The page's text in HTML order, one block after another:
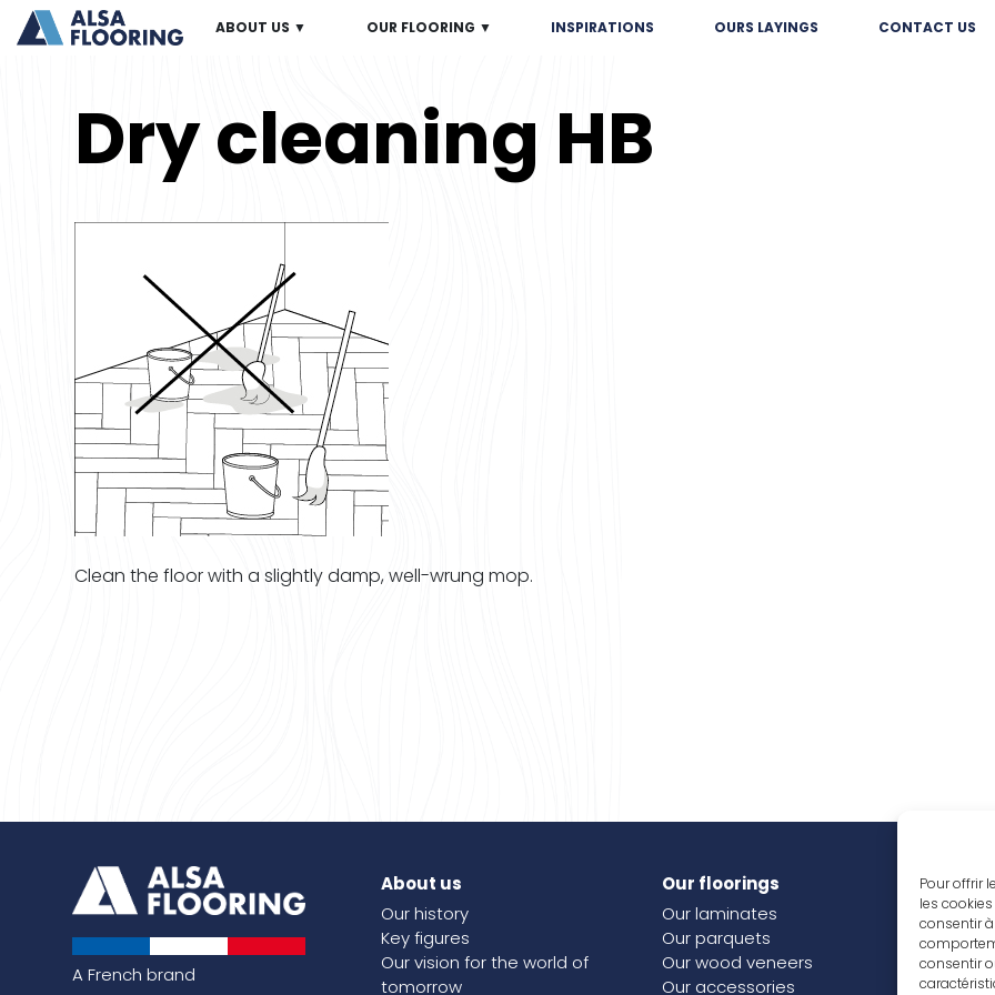
Pour offrir
les
consentir
consentir
ABOUT US ▼ OUR FLOORING ▼ INSPIRATIONS OURS LAYINGS CONTACT US
Dry cleaning HB
Clean the floor with a slightly damp, well-wrung mop.
A French brand
About us
Our history
Key figures
Our vision for the world of
tomorrow
Our floorings
Our laminates
Our parquets
Our wood veneers
Our accessories
Our